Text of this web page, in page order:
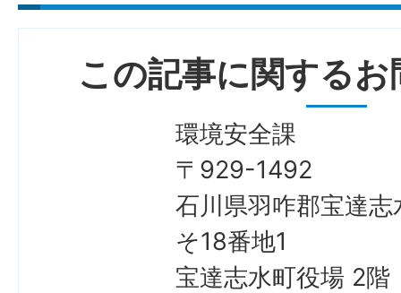
この記事に関する
環境安全課
〒929-1492
石川県羽咋郡宝達志
そ18番地1
宝達志水町役場 2階